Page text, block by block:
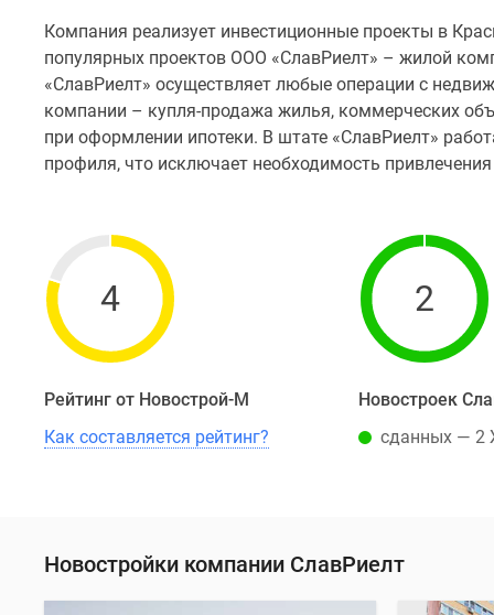
Компания реализует инвестиционные проекты в
популярных проектов ООО «СлавРиелт» – жилой
«СлавРиелт» осуществляет любые операции с
компании – купля-продажа жилья, коммерческих
при оформлении ипотеки. В штате «СлавРиелт»
профиля, что исключает необходимость
4
Рейтинг от Новострой-М
Как составляется рейтинг?
2
Новостроек
сданных — 2
Новостройки компании СлавРиелт